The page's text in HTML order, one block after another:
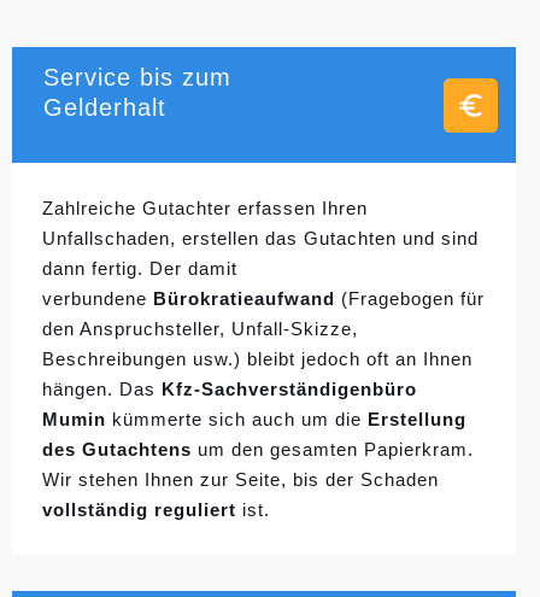
Service bis zum
Gelderhalt
Zahlreiche Gutachter erfassen Ihren
Unfallschaden, erstellen das Gutachten und sind
dann fertig. Der damit
verbundene Bürokratieaufwand (Fragebogen für
den Anspruchsteller, Unfall-Skizze,
Beschreibungen usw.) bleibt jedoch oft an Ihnen
hängen. Das Kfz-Sachverständigenbüro
Mumin kümmerte sich auch um die Erstellung
des Gutachtens um den gesamten Papierkram.
Wir stehen Ihnen zur Seite, bis der Schaden
vollständig reguliert ist.